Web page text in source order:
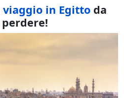
viaggio in Egitto da